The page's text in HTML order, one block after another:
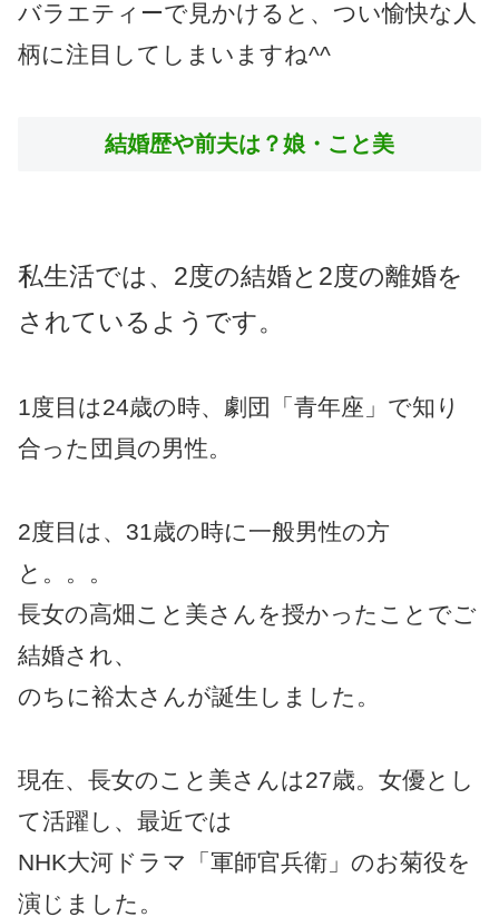
バラエティーで見かけると、つい愉快な人
柄に注目してしまいますね^^
結婚歴や前夫は？娘・こと美
私生活では、2度の結婚と2度の離婚を
されているようです。
1度目は24歳の時、劇団「青年座」で知り
合った団員の男性。
2度目は、31歳の時に一般男性の方
と。。。
長女の高畑こと美さんを授かったことでご
結婚され、
のちに裕太さんが誕生しました。
現在、長女のこと美さんは27歳。女優とし
て活躍し、最近では
NHK大河ドラマ「軍師官兵衛」のお菊役を
演じました。